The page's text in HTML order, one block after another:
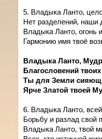
5. Владыка Ланто,
Нет разделений, наши
Владыка Ланто, огонь
Гармонию имя твоё
Владыка Ланто,
Благословений
Ты для Земли
Ярче Златой твоей
6. Владыка Ланто,
Борьбу и разлад свой
Владыка Ланто, твой